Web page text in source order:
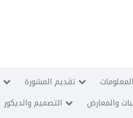
تقديم المشورة
التصميم والديكور والمعارض